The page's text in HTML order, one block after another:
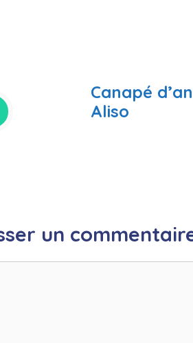
Canapé
Aliso
un